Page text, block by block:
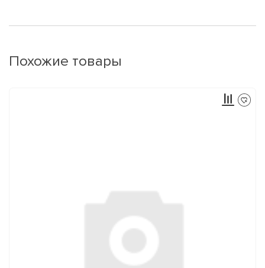
Похожие товары